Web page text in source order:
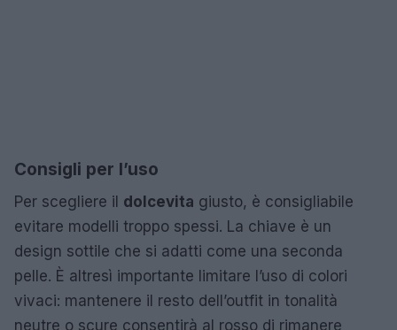
Consigli per l’uso
Per scegliere il dolcevita giusto, è consigliabile
evitare modelli troppo spessi. La chiave è un
design sottile che si adatti come una seconda
pelle. È altresì importante limitare l’uso di colori
vivaci: mantenere il resto dell’outfit in tonalità
neutre o scure consentirà al rosso di rimanere